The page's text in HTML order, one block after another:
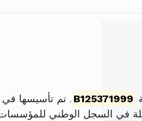
B125371999 . تم تأسيسها في 1 جانفي 1999 برأس مال قدره
في السجل الوطني